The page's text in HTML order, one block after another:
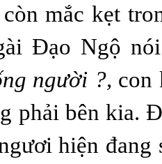
mắc kẹt
Đạo Ngộ
người ?, con
phải bên kia.
hiện đang